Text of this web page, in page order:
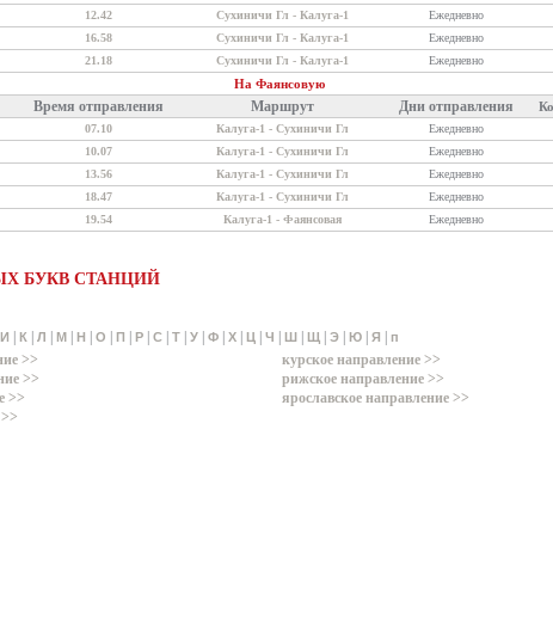
12.42 Сухиничи Гл - Калуга-1
Ежедневно
16.58 Сухиничи Гл - Калуга-1
Ежедневно
21.18 Сухиничи Гл - Калуга-1 Ежедневно
На Фаянсовую
Время отправления Маршрут Дни отправления
07.10 Калуга-1 - Сухиничи Гл
Ежедневно
10.07 Калуга-1 - Сухиничи Гл
Ежедневно
13.56 Калуга-1 - Сухиничи Гл
Ежедневно
18.47 Калуга-1 - Сухиничи Гл
Ежедневно
19.54 Калуга-1 - Фаянсовая Ежедневно
БУКВ СТАНЦИЙ
И К Л М Н О П Р С Т У Ф Х Ц Ч Ш Щ Э Ю Я п
>>
>>
>>
курское направление >>
рижское направление >>
ярославское направление >>